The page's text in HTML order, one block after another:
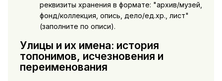
реквизиты хранения в формате: "архив/музей,
фонд/коллекция, опись, дело/ед.хр., лист"
(заполните по описи).
Улицы и их имена: история
топонимов, исчезновения и
переименования